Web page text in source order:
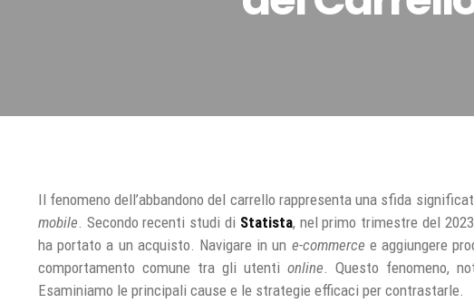
Il fenomeno dell’abbandono del carrello rappresenta una sfida
mobile. Secondo recenti studi di Statista, nel primo trimestre del
ha portato a un acquisto. Navigare in un e-commerce e aggiungere
comportamento comune tra gli utenti online. Questo fenomeno,
Esaminiamo le principali cause e le strategie efficaci per contrastarle.